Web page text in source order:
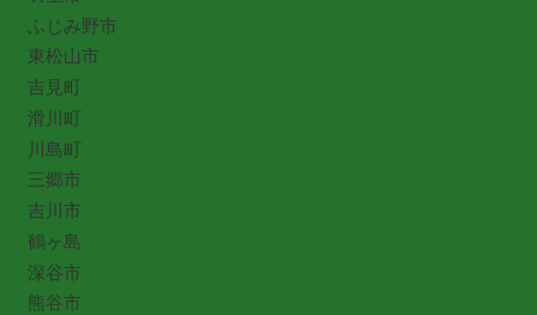
ふじみ野市
東松山市
吉見町
滑川町
川島町
三郷市
吉川市
鶴ヶ島
深谷市
熊谷市